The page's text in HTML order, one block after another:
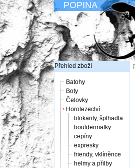
POPINA
Přehled zboží
Batohy
Boty
Čelovky
Horolezectví
blokanty, šplhadla
bouldermatky
cepíny
expresky
friendy, vklíněnce
helmy a přilby